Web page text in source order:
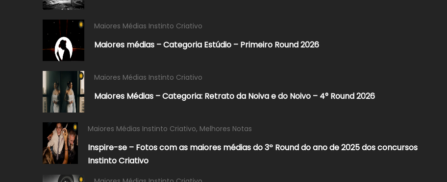
Maiores Médias Instinto Criativo
Maiores médias – Categoria Estúdio – Primeiro Round 2026
Maiores Médias Instinto Criativo
Maiores Médias – Categoria: Retrato da Noiva e do Noivo – 4° Round 2026
Maiores Médias Instinto Criativo, Melhores Notas
Inspire-se – Fotos com as maiores médias do 3º Round do ano de 2025 dos concursos
Instinto Criativo